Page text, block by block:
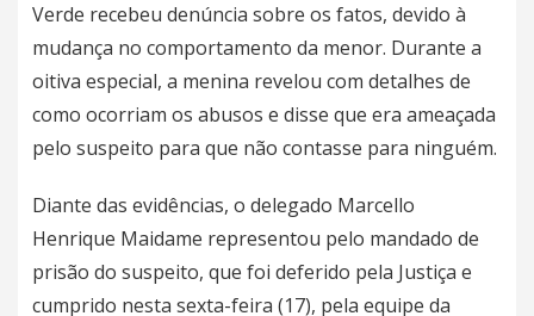
Verde recebeu denúncia sobre os fatos, devido à
mudança no comportamento da menor. Durante a
oitiva especial, a menina revelou com detalhes de
como ocorriam os abusos e disse que era ameaçada
pelo suspeito para que não contasse para ninguém.
Diante das evidências, o delegado Marcello
Henrique Maidame representou pelo mandado de
prisão do suspeito, que foi deferido pela Justiça e
cumprido nesta sexta-feira (17), pela equipe da